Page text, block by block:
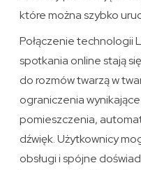
które można szybko
Połączenie technologii
spotkania online stają
do rozmów twarzą w
ograniczenia
pomieszczenia,
dźwięk. Użytkownicy
obsługi i spójne